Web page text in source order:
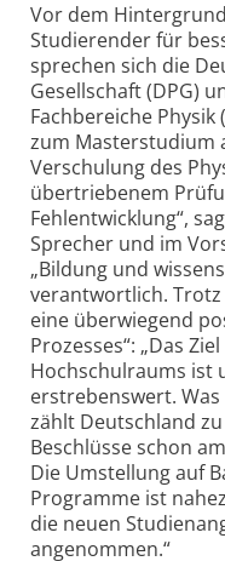
Vor dem
Studierender für
sprechen sich die
Gesellschaft (DPG)
Fachbereiche Physik
zum Masterstudium
Verschulung des
übertriebenem
Fehlentwicklung“,
Sprecher und im
„Bildung und
verantwortlich.
eine überwiegend
Prozesses“: „Das
Hochschulraums ist
erstrebenswert.
zählt Deutschland
Beschlüsse schon
Die Umstellung auf
Programme ist
die neuen
angenommen.“